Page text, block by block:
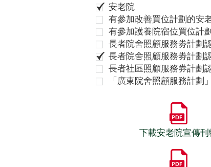
安老院
有參加改善買位計劃的安
有參加護養院宿位買位計
長者院舍照顧服務劵計劃
長者院舍照顧服務劵計劃
長者社區照顧服務券計劃
「廣東院舍照顧服務計劃
下載安老院宣傳刊